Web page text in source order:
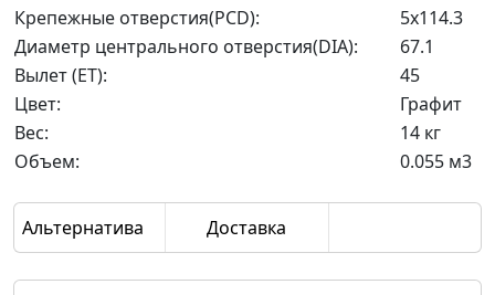
Крепежные отверстия(PCD):
5x114.3
Диаметр центрального отверстия(DIA):
67.1
Вылет (ET):
45
Цвет:
Графит
Вес:
14 кг
Объем:
0.055 м3
Альтернатива Доставка